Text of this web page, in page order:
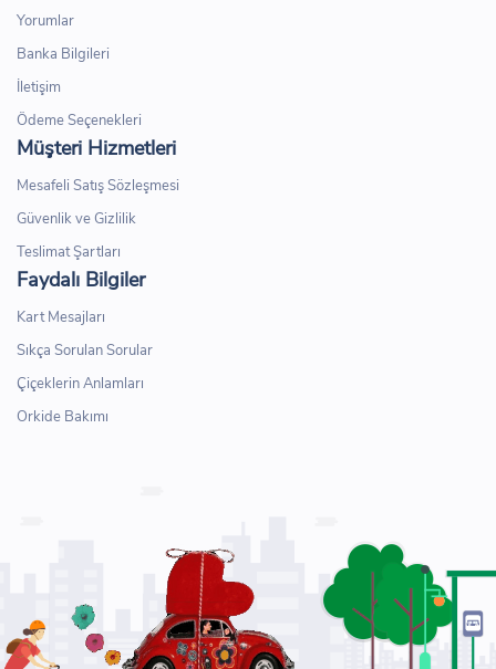
Yorumlar
Banka Bilgileri
İletişim
Ödeme Seçenekleri
Müşteri Hizmetleri
Mesafeli Satış Sözleşmesi
Güvenlik ve Gizlilik
Teslimat Şartları
Faydalı Bilgiler
Kart Mesajları
Sıkça Sorulan Sorular
Çiçeklerin Anlamları
Orkide Bakımı